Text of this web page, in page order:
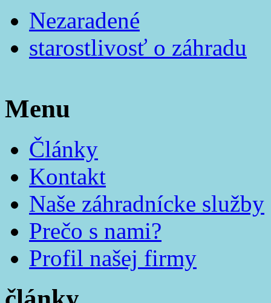
Nezaradené
starostlivosť o záhradu
Menu
Články
Kontakt
Naše záhradnícke služby
Prečo s nami?
Profil našej firmy